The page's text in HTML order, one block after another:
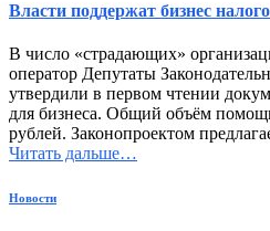
Власти поддержат бизнес
В число «страдающих»
оператор Депутаты
утвердили в первом чтении
для бизнеса. Общий объём
рублей. Законопроектом
Читать дальше…
Новости